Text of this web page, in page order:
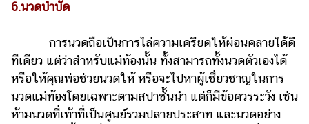
6.นวดบำบัด
การนวดถือเป็นการไล่ความเครียดให้ผ่อนคลายได้ดี
ทีเดียว แต่ว่าสำหรับแม่ท้องนั้น ทั้งสามารถทั้งนวดตัวเองได้
หรือให้คุณพ่อช่วยนวดให้ หรือจะไปหาผู้เชี่ยวชาญในการ
นวดแม่ท้องโดยเฉพาะตามสปาชั้นนำ แต่ก็มีข้อควรระวัง เช่น
ห้ามนวดที่เท้าที่เป็นศูนย์รวมปลายประสาท และนวดอย่าง